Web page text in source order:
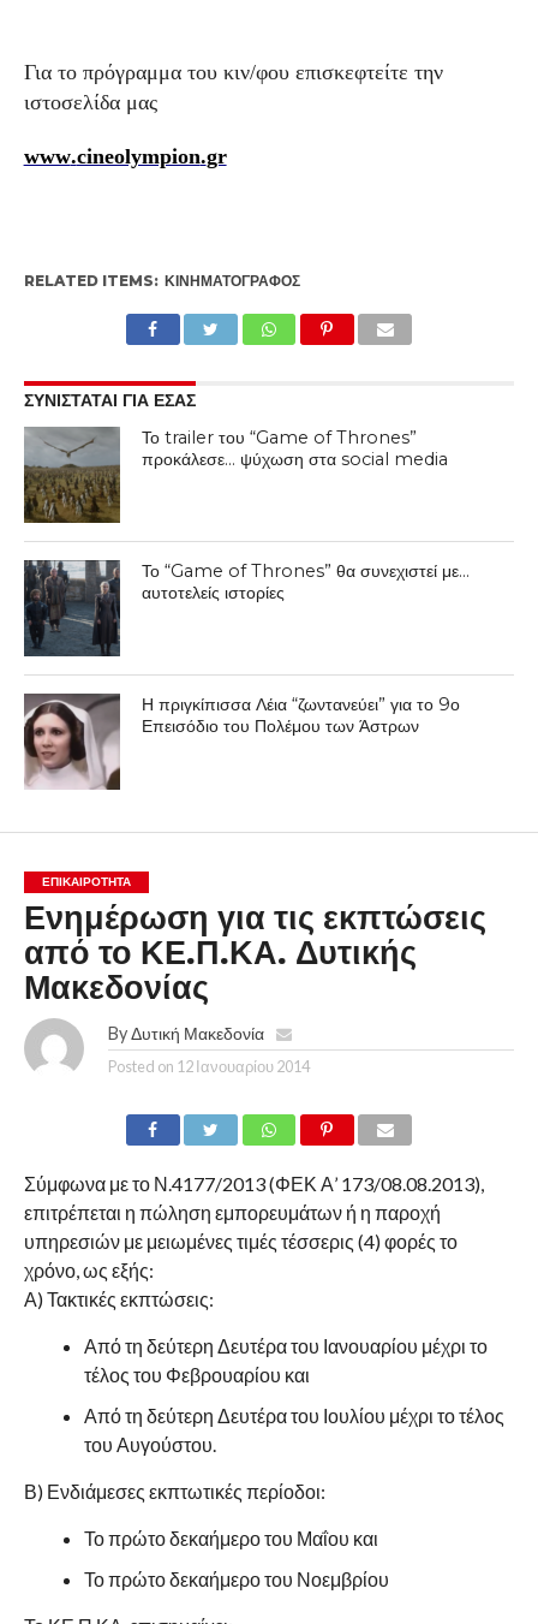
Για το πρόγραμμα του κιν/φου επισκεφτείτε την
ιστοσελίδα μας
www.cineolympion.gr
RELATED ITEMS: ΚΙΝΗΜΑΤΟΓΡΆΦΟΣ
ΣΥΝΙΣΤΑΤΑΙ ΓΙΑ ΕΣΑΣ
Το trailer του “Game of Thrones”
προκάλεσε… ψύχωση στα social media
Το “Game of Thrones” θα συνεχιστεί με…
αυτοτελείς ιστορίες
Η πριγκίπισσα Λέια “ζωντανεύει” για το 9ο
Επεισόδιο του Πολέμου των Άστρων
ΕΠΙΚΑΙΡΟΤΗΤΑ
Ενημέρωση για τις εκπτώσεις
από το ΚΕ.Π.ΚΑ. Δυτικής
Μακεδονίας
By Δυτική Μακεδονία
Posted on 12 Ιανουαρίου 2014
Σύμφωνα με το Ν.4177/2013 (ΦΕΚ Α’ 173/08.08.2013),
επιτρέπεται η πώληση εμπορευμάτων ή η παροχή
υπηρεσιών με μειωμένες τιμές τέσσερις (4) φορές το
χρόνο, ως εξής:
Α) Τακτικές εκπτώσεις:
Από τη δεύτερη Δευτέρα του Ιανουαρίου μέχρι το
τέλος του Φεβρουαρίου και
Από τη δεύτερη Δευτέρα του Ιουλίου μέχρι το τέλος
του Αυγούστου.
Β) Ενδιάμεσες εκπτωτικές περίοδοι:
Το πρώτο δεκαήμερο του Μαΐου και
Το πρώτο δεκαήμερο του Νοεμβρίου